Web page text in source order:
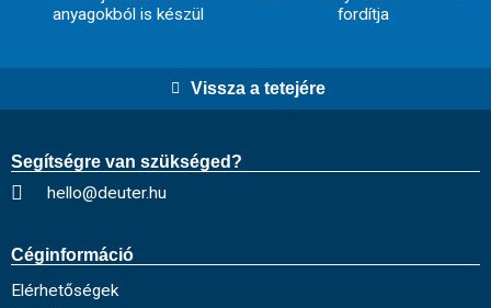
anyagokból is készül
fordítja
Vissza a tetejére
Segítségre van szükséged?
hello@deuter.hu
Céginformáció
Elérhetőségek